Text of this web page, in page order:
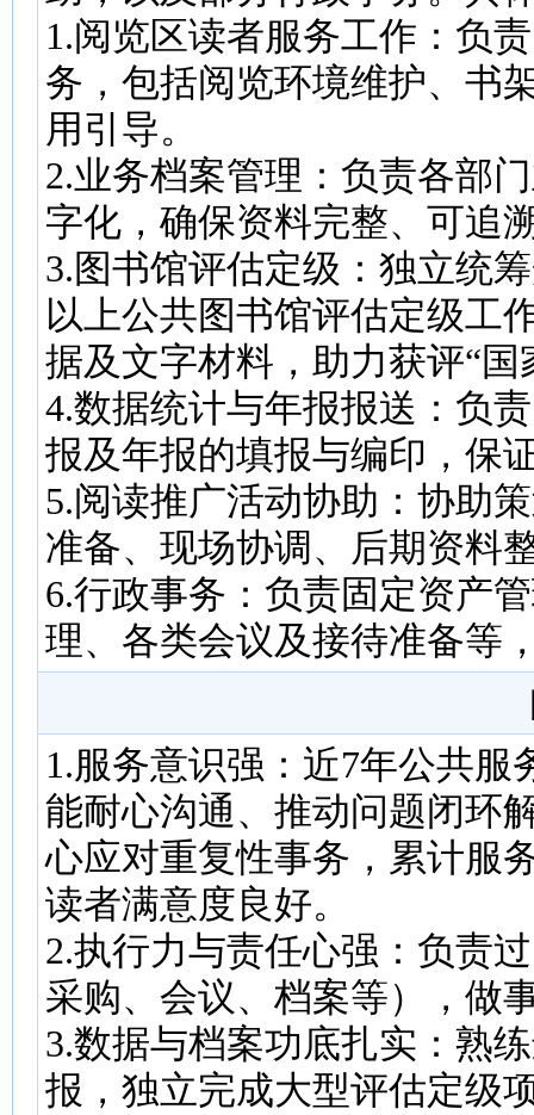
1.阅览区读者服务工作：负
务，包括阅览环境维护、书
用引导。
2.业务档案管理：负责各部
字化，确保资料完整、可追
3.图书馆评估定级：独立统
以上公共图书馆评估定级工
据及文字材料，助力获评“国
4.数据统计与年报报送：负
报及年报的填报与编印，保
5.阅读推广活动协助：协助
准备、现场协调、后期资料
6.行政事务：负责固定资产
理、各类会议及接待准备等
1.服务意识强：近7年公共
能耐心沟通、推动问题闭环
心应对重复性事务，累计服
读者满意度良好。
2.执行力与责任心强：负责
采购、会议、档案等），做
3.数据与档案功底扎实：熟
报，独立完成大型评估定级